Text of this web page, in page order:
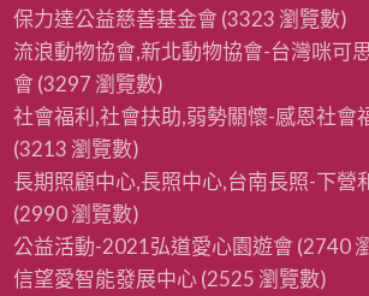
保力達公益慈善基金會 (3323 瀏覽數)
流浪動物協會,新北動物協會-台灣咪可
會 (3297 瀏覽數)
社會福利,社會扶助,弱勢關懷-感恩社會
(3213 瀏覽數)
長期照顧中心,長照中心,台南長照-下營
(2990 瀏覽數)
公益活動-2021弘道愛心園遊會 (2740
信望愛智能發展中心(2525 瀏覽數)